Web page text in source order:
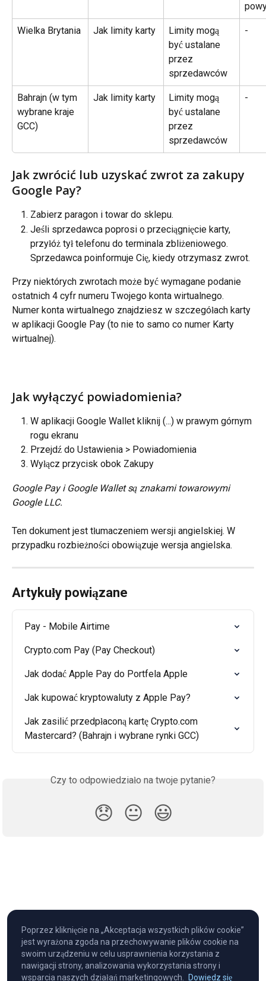
Wielka Brytania Jak limity karty
Limity mogą
być ustalane
przez
sprzedawców
-
Bahrajn (w tym
wybrane kraje
GCC)
Jak limity karty
Limity mogą
być ustalane
przez
sprzedawców
-
Jak zwrócić lub uzyskać zwrot za zakupy
Google Pay?
Zabierz paragon i towar do sklepu.
Jeśli sprzedawca poprosi o przeciągnięcie karty,
przyłóż tył telefonu do terminala zbliżeniowego.
Sprzedawca poinformuje Cię, kiedy otrzymasz zwrot.
Przy niektórych zwrotach może być wymagane podanie
ostatnich 4 cyfr numeru Twojego konta wirtualnego.
Numer konta wirtualnego znajdziesz w szczegółach karty
w aplikacji Google Pay (to nie to samo co numer Karty
wirtualnej).
Jak wyłączyć powiadomienia?
W aplikacji Google Wallet kliknij (...) w prawym górnym
rogu ekranu
Przejdź do Ustawienia > Powiadomienia
Wyłącz przycisk obok Zakupy
Google Pay i Google Wallet są znakami towarowymi
Google LLC.
Ten dokument jest tłumaczeniem wersji angielskiej. W
przypadku rozbieżności obowiązuje wersja angielska.
Artykuły powiązane
Pay - Mobile Airtime
Crypto.com Pay (Pay Checkout)
Jak dodać Apple Pay do Portfela Apple
Jak kupować kryptowaluty z Apple Pay?
Jak zasilić przedpłaconą kartę Crypto.com
Mastercard? (Bahrajn i wybrane rynki GCC)
Czy to odpowiedziało na twoje pytanie?
😞 😐 😃
Poprzez kliknięcie na „Akceptacja wszystkich plików cookie”
jest wyrażona zgoda na przechowywanie plików cookie na
swoim urządzeniu w celu usprawnienia korzystania z
nawigacji strony, analizowania wykorzystania strony i
wsparcia naszych działań marketingowych.
Dowiedz się